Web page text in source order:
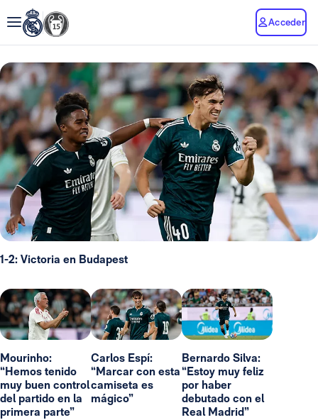
Acceder
1-2: Victoria en Budapest
Mourinho:
“Hemos tenido
muy buen control
del partido en la
primera parte”
Carlos Espí:
“Marcar con esta
camiseta es
mágico”
Bernardo Silva:
“Estoy muy feliz
por haber
debutado con el
Real Madrid”